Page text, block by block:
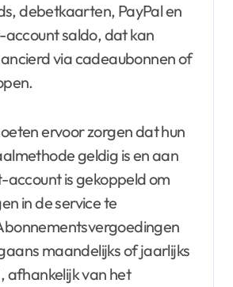
debetkaarten, PayPal en
saldo, dat kan
via cadeaubonnen of
ervoor zorgen dat hun
geldig is en aan
account is gekoppeld om
in de service te
maandelijks of jaarlijks
afhankelijk van het